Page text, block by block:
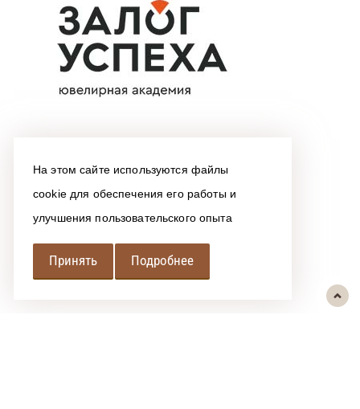
На этом сайте используются файлы
cookie для обеспечения его работы и
улучшения пользовательского опыта
Принять Подробнее